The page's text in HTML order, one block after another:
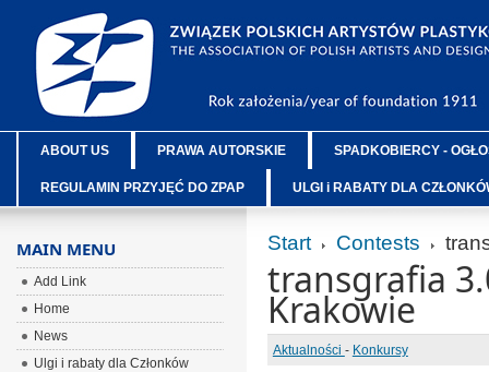
ABOUT US PRAWA AUTORSKIE SPADKOBIERCY -
REGULAMIN PRZYJĘĆ DO ZPAP ULGI i RABATY DLA
Start Contests
transgrafia
Krakowie
Aktualności - Konkursy
MAIN MENU
Add Link
Home
News
Ulgi i rabaty dla Członków